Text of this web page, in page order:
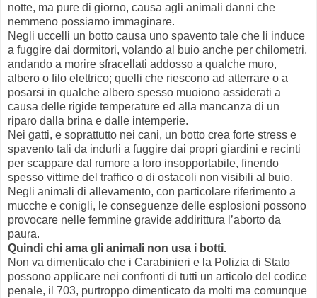
notte, ma pure di giorno, causa agli animali danni che
nemmeno possiamo immaginare.
Negli uccelli un botto causa uno spavento tale che li induce
a fuggire dai dormitori, volando al buio anche per chilometri,
andando a morire sfracellati addosso a qualche muro,
albero o filo elettrico; quelli che riescono ad atterrare o a
posarsi in qualche albero spesso muoiono assiderati a
causa delle rigide temperature ed alla mancanza di un
riparo dalla brina e dalle intemperie.
Nei gatti, e soprattutto nei cani, un botto crea forte stress e
spavento tali da indurli a fuggire dai propri giardini e recinti
per scappare dal rumore a loro insopportabile, finendo
spesso vittime del traffico o di ostacoli non visibili al buio.
Negli animali di allevamento, con particolare riferimento a
mucche e conigli, le conseguenze delle esplosioni possono
provocare nelle femmine gravide addirittura l’aborto da
paura.
Quindi chi ama gli animali non usa i botti.
Non va dimenticato che i Carabinieri e la Polizia di Stato
possono applicare nei confronti di tutti un articolo del codice
penale, il 703, purtroppo dimenticato da molti ma comunque